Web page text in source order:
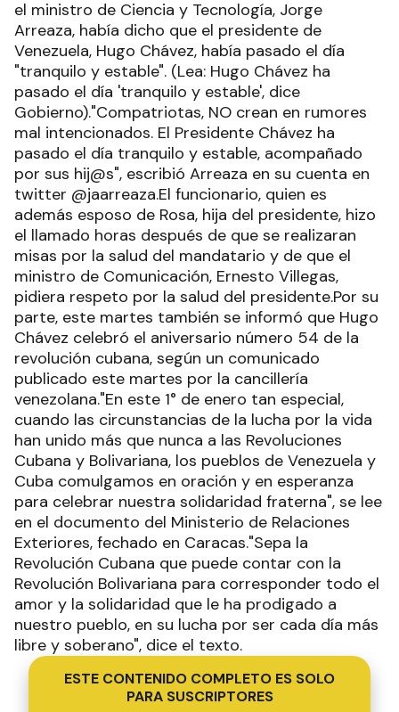
el ministro de Ciencia y Tecnología, Jorge
Arreaza, había dicho que el presidente de
Venezuela, Hugo Chávez, había pasado el día
"tranquilo y estable". (Lea: Hugo Chávez ha
pasado el día 'tranquilo y estable', dice
Gobierno)."Compatriotas, NO crean en rumores
mal intencionados. El Presidente Chávez ha
pasado el día tranquilo y estable, acompañado
por sus hij@s", escribió Arreaza en su cuenta en
twitter @jaarreaza.El funcionario, quien es
además esposo de Rosa, hija del presidente, hizo
el llamado horas después de que se realizaran
misas por la salud del mandatario y de que el
ministro de Comunicación, Ernesto Villegas,
pidiera respeto por la salud del presidente.Por su
parte, este martes también se informó que Hugo
Chávez celebró el aniversario número 54 de la
revolución cubana, según un comunicado
publicado este martes por la cancillería
venezolana."En este 1° de enero tan especial,
cuando las circunstancias de la lucha por la vida
han unido más que nunca a las Revoluciones
Cubana y Bolivariana, los pueblos de Venezuela y
Cuba comulgamos en oración y en esperanza
para celebrar nuestra solidaridad fraterna", se lee
en el documento del Ministerio de Relaciones
Exteriores, fechado en Caracas."Sepa la
Revolución Cubana que puede contar con la
Revolución Bolivariana para corresponder todo el
amor y la solidaridad que le ha prodigado a
nuestro pueblo, en su lucha por ser cada día más
libre y soberano", dice el texto.
ESTE CONTENIDO COMPLETO ES SOLO
PARA SUSCRIPTORES